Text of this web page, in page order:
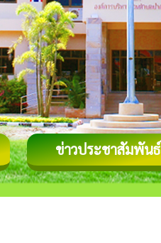
ข่าวประชาสัมพันธ์